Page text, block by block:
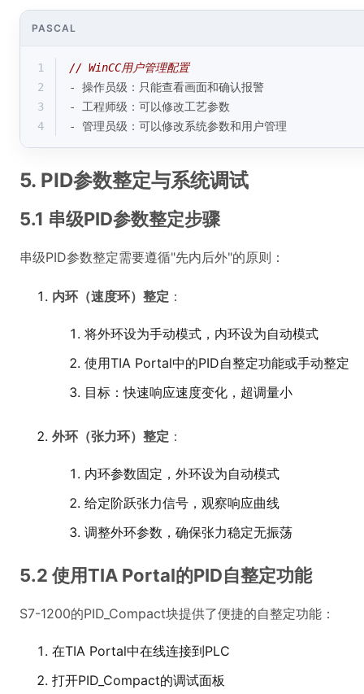
PASCAL
1
// WinCC用户管理配置
2
- 操作员级：只能查看画面和确认报警
3
- 工程师级：可以修改工艺参数
4
- 管理员级：可以修改系统参数和用户管理
5. PID参数整定与系统调试
5.1 串级PID参数整定步骤
串级PID参数整定需要遵循"先内后外"的原则：
内环（速度环）整定 ：
将外环设为手动模式，内环设为自动模式
使用TIA Portal中的PID自整定功能或手动整定
目标：快速响应速度变化，超调量小
外环（张力环）整定 ：
内环参数固定，外环设为自动模式
给定阶跃张力信号，观察响应曲线
调整外环参数，确保张力稳定无振荡
5.2 使用TIA Portal的PID自整定功能
S7-1200的PID_Compact块提供了便捷的自整定功能：
在TIA Portal中在线连接到PLC
打开PID_Compact的调试面板